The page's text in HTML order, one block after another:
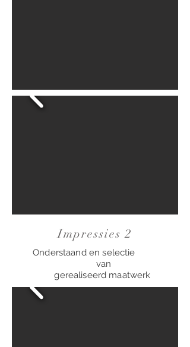
Impressies 2
Onderstaand en selectie
van
gerealiseerd maatwerk